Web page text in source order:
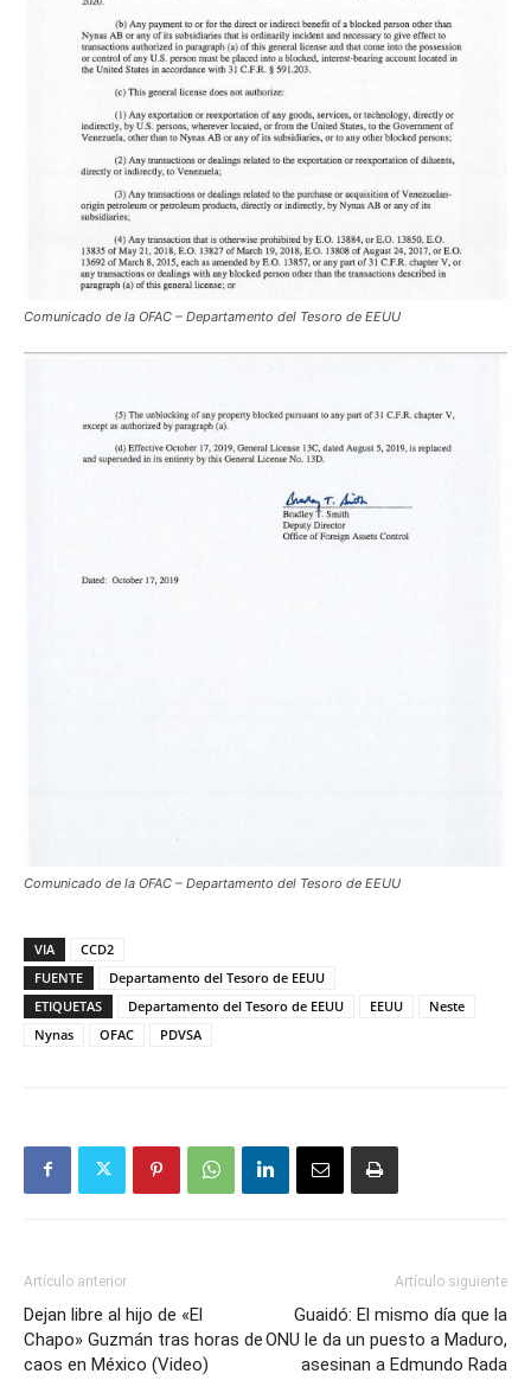
Comunicado de la OFAC – Departamento del Tesoro de EEUU
Comunicado de la OFAC – Departamento del Tesoro de EEUU
VIA
CCD2
FUENTE
Departamento del Tesoro de EEUU
ETIQUETAS
Departamento del Tesoro de EEUU EEUU
Neste
Nynas
OFAC PDVSA
Artículo anterior
Dejan libre al hijo de «El
Chapo» Guzmán tras horas de
caos en México (Video)
Artículo siguiente
Guaidó: El mismo día que la
ONU le da un puesto a Maduro,
asesinan a Edmundo Rada